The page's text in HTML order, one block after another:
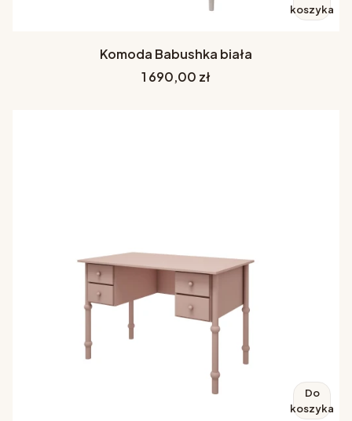
koszyka
Komoda Babushka biała
Cena
1 690,00 zł
Do
koszyka